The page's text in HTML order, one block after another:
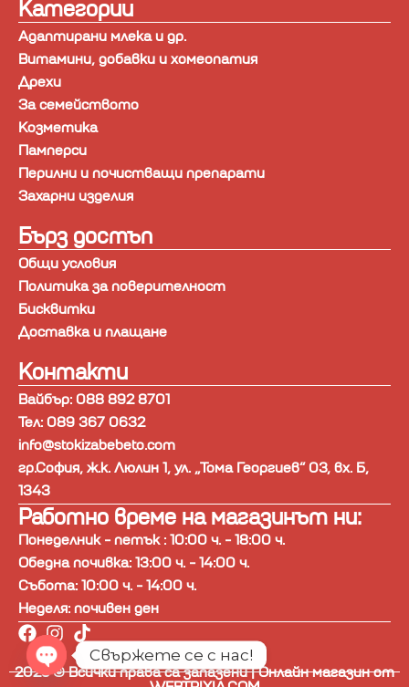
Категории
Адаптирани млека и др.
Витамини, добавки и хомеопатия
Дрехи
За семейството
Козметика
Памперси
Перилни и почистващи препарати
Захарни изделия
Бърз достъп
Общи условия
Политика за поверителност
Бисквитки
Доставка и плащане
Контакти
Вайбър: 088 892 8701
Тел: 089 367 0632
info@stokizabebeto.com
гр.София, ж.к. Люлин 1, ул. „Тома Георгиев“ 03, вх. Б,
1343
Работно време на магазинът ни:
Понеделник - петък : 10:00 ч. - 18:00 ч.
Обедна почивка: 13:00 ч. - 14:00 ч.
Събота: 10:00 ч. - 14:00 ч.
Неделя: почивен ден
2025 © Всички права са запазени | Онлайн магазин от
Свържете се с нас!